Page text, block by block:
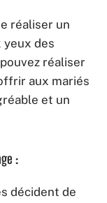
réaliser un
yeux des
réaliser
aux mariés
et un
:
décident de